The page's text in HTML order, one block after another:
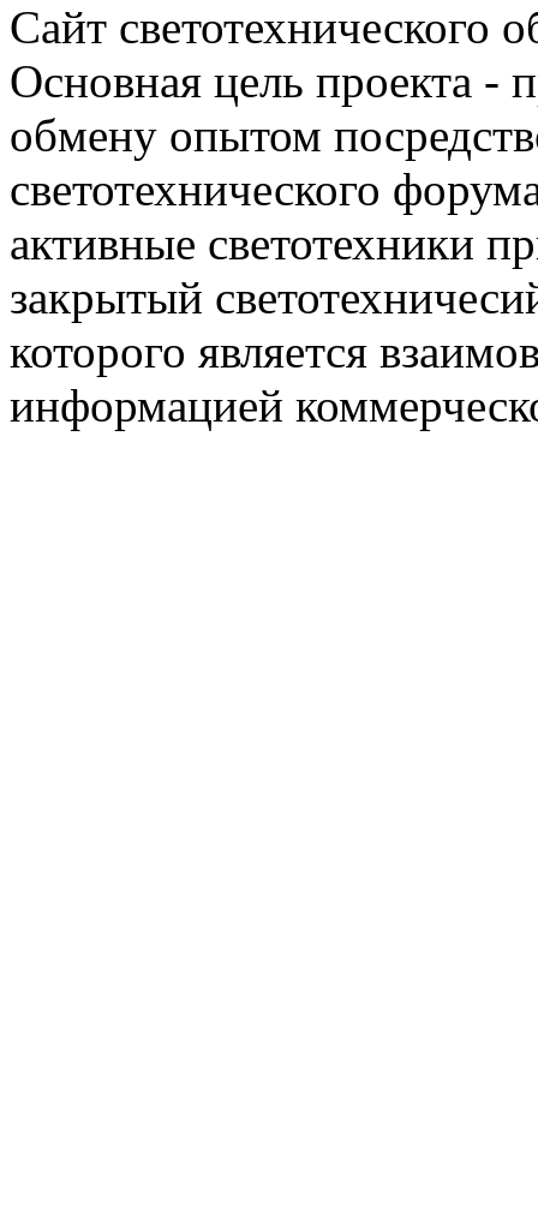
Сайт светотехнического
Основная цель проекта -
обмену опытом
светотехнического
активные светотехники
закрытый
которого является
информацией